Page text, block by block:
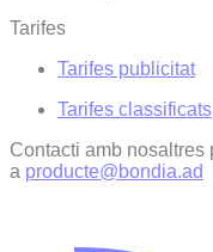
Tarifes
Tarifes publicitat
Tarifes classificats
Contacti amb
a producte@bondia.ad